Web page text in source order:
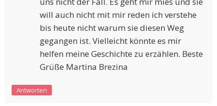
will auch nicht mit mir reden ich verstehe
bis heute nicht warum sie diesen Weg
gegangen ist. Vielleicht könnte es mir
helfen meine Geschichte zu erzählen. Beste
Grüße Martina Brezina
Antworten